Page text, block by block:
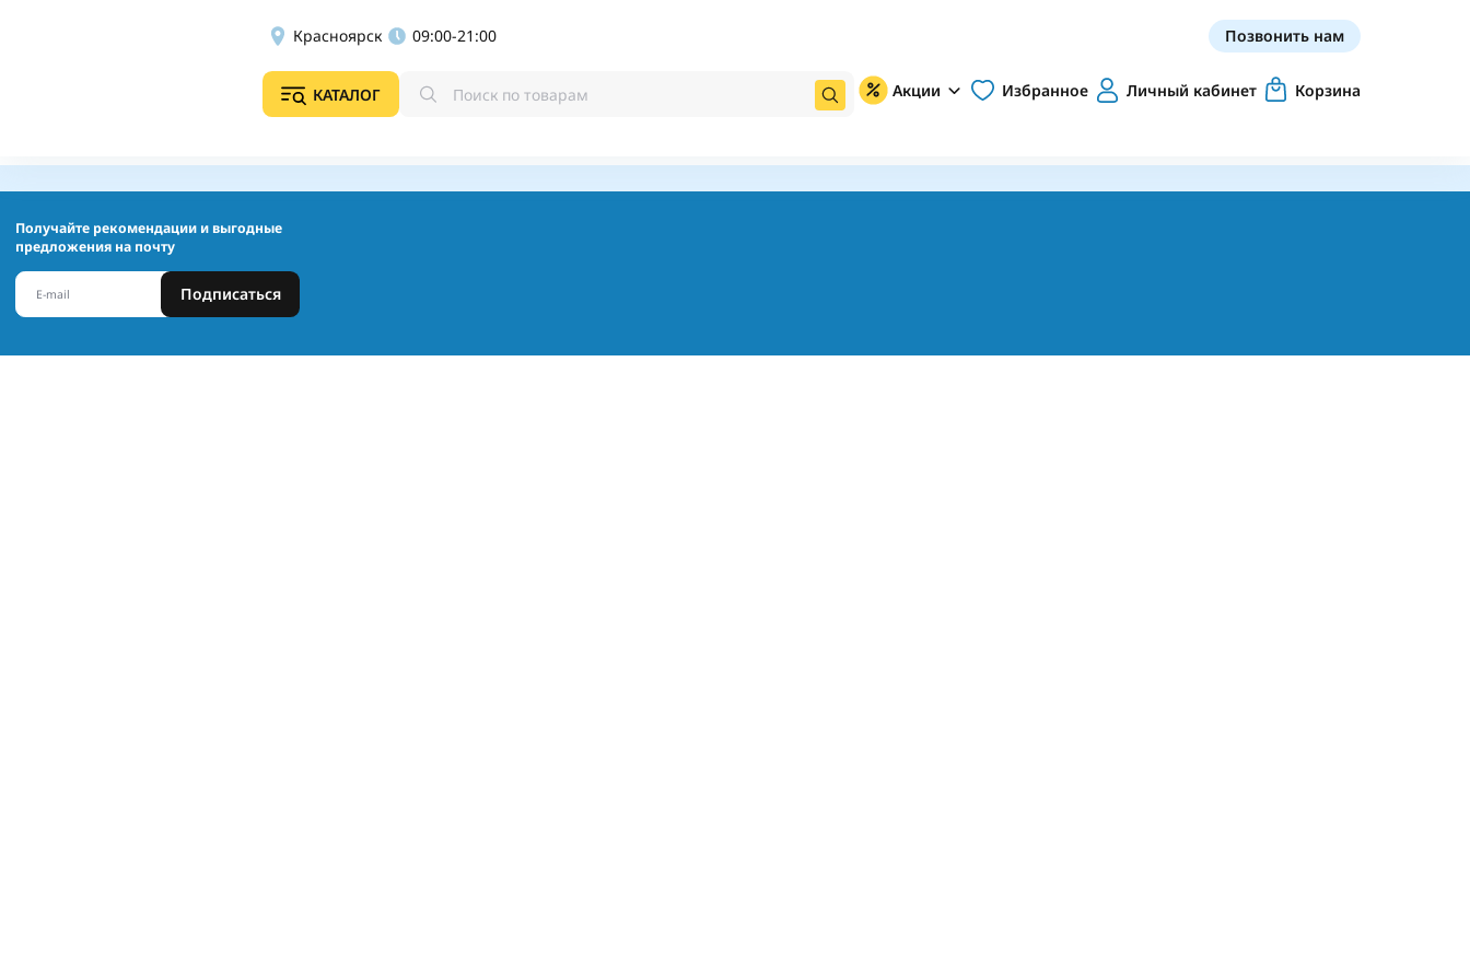
Красноярск 09:00-21:00 Позвонить нам
КАТАЛОГ Акции Избранное Личный кабинет Корзина
Получайте рекомендации и выгодные
предложения на почту
Подписаться